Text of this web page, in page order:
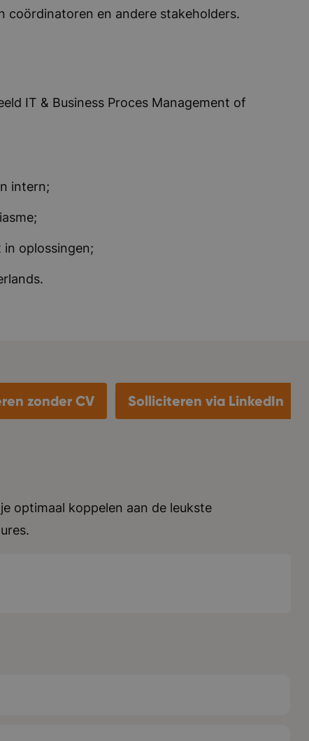
coördinatoren en andere stakeholders.
IT & Business Proces Management of
intern;
oplossingen;
zonder CV Solliciteren via LinkedIn
optimaal koppelen aan de leukste